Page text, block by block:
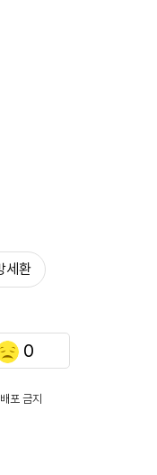
세환
0
포 금지